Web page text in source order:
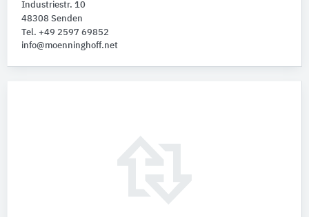
Industriestr. 10
48308 Senden
Tel. +49 2597 69852
info@moenninghoff.net